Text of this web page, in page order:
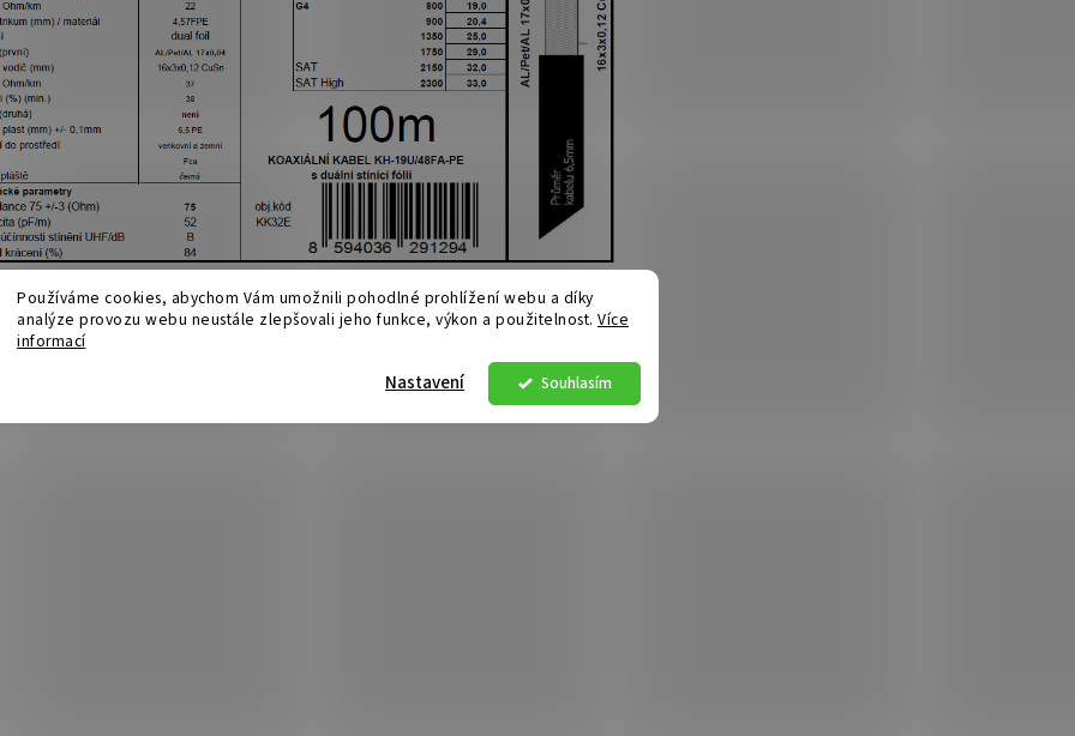
Používáme cookies, abychom Vám umožnili pohodlné prohlížení webu a díky
analýze provozu webu neustále zlepšovali jeho funkce, výkon a použitelnost. Více
informací
Souhlasím
Nastavení